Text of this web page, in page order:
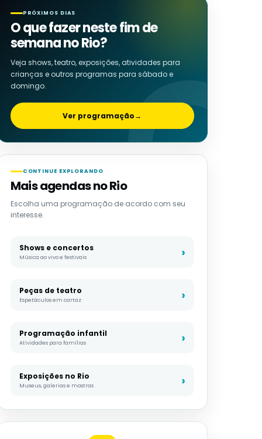
PRÓXIMOS DIAS
O que fazer neste fim de
semana no Rio?
Veja shows, teatro, exposições, atividades para
crianças e outros programas para sábado e
domingo.
Ver programação→
CONTINUE EXPLORANDO
Mais agendas no Rio
Escolha uma programação de acordo com seu
interesse.
Shows e concertos
Música ao vivo e festivais
Peças de teatro
Espetáculos em cartaz
Programação infantil
Atividades para famílias
Exposições no Rio
Museus, galerias e mostras